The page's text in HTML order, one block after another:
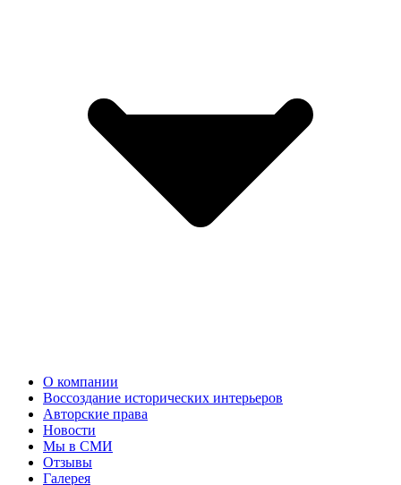
О компании
Воссоздание исторических интерьеров
Авторские права
Новости
Мы в СМИ
Отзывы
Галерея